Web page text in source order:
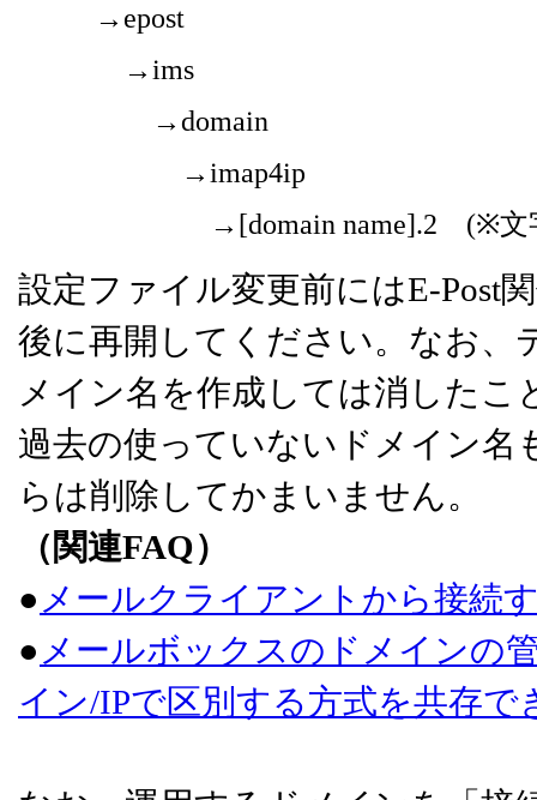
→epost
→ims
→domain
→imap4ip
→[domain name].2 (※文
設定ファイル変更前にはE-Post
後に再開してください。なお、
メイン名を作成しては消した
過去の使っていないドメイン
らは削除してかまいません。
（関連FAQ）
● メールクライアントから接続
● メールボックスのドメインの
イン/IPで区別する方式を共存で